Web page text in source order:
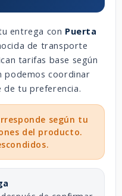
entrega con Puerta
de transporte
tarifas base según
podemos coordinar
de tu preferencia.
según tu
del producto.